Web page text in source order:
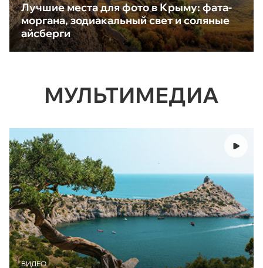
Лучшие места для фото в Крыму: фата-
моргана, зодиакальный свет и соляные
айсберги
МУЛЬТИМЕДИА
ВИДЕО